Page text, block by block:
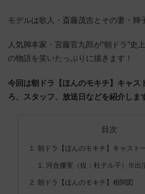
モデルは歌人・斎藤茂吉とその妻・輝
人気脚本家・宮藤官九郎が“朝ドラ”史
の物語を笑いたっぷりに描きます！
今回は朝ドラ【ほんのモキチ】キャス
ろ、スタッフ、放送日などを紹介しま
目次
朝ドラ【ほんのモキチ】キャスト
河合優実（役：杜テル子）※出
朝ドラ【ほんのモキチ】相関図